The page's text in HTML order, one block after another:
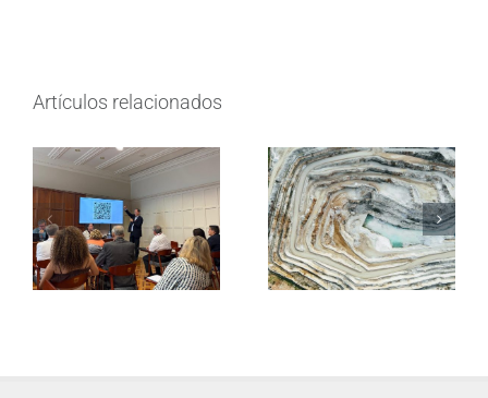
Artículos relacionados